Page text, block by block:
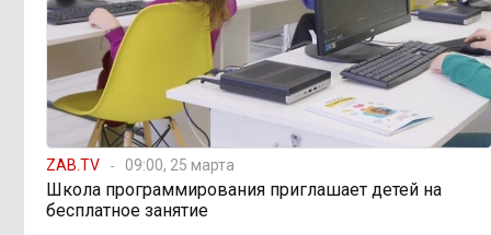
08:10, Вчера
Прокуратура начала
проверку из-за раскопок ТГК-14
19:02, 5 августа
Когда ждать денег?
Забайкалье — в списке регионов,
где бюджетники могут остаться без
выплат
ZAB.TV 09:00, 25 марта
Школа программирования приглашает детей на
бесплатное занятие